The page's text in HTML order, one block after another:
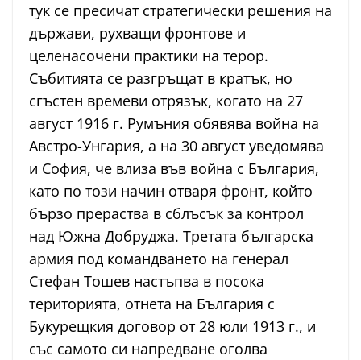
тук се пресичат стратегически решения на
държави, рухващи фронтове и
целенасочени практики на терор.
Събитията се разгръщат в кратък, но
сгъстен времеви отрязък, когато на 27
август 1916 г. Румъния обявява война на
Австро-Унгария, а на 30 август уведомява
и София, че влиза във война с България,
като по този начин отваря фронт, който
бързо прераства в сблъсък за контрол
над Южна Добруджа. Третата българска
армия под командването на генерал
Стефан Тошев настъпва в посока
територията, отнета на България с
Букурещкия договор от 28 юли 1913 г., и
със самото си напредване оголва